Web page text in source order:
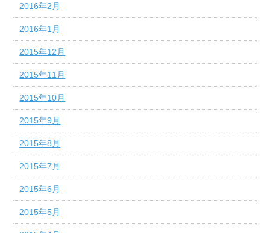
2016年2月
2016年1月
2015年12月
2015年11月
2015年10月
2015年9月
2015年8月
2015年7月
2015年6月
2015年5月